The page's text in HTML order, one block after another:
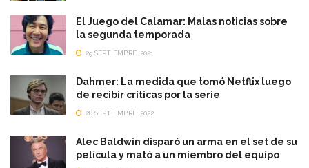
El Juego del Calamar: Malas noticias sobre
la segunda temporada
29 SEPTIEMBRE, 2021
Dahmer: La medida que tomó Netflix luego
de recibir críticas por la serie
28 SEPTIEMBRE, 2022
Alec Baldwin disparó un arma en el set de su
película y mató a un miembro del equipo